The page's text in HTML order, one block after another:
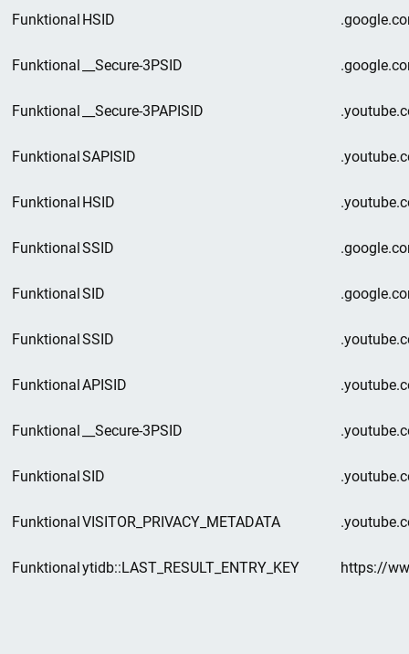
Funktional HSID
Funktional __Secure-3PSID
Funktional __Secure-3PAPISID
FunktionalSAPISID
Funktional HSID
FunktionalSSID
FunktionalSID
FunktionalSSID
FunktionalAPISID
Funktional __Secure-3PSID
FunktionalSID
FunktionalVISITOR_PRIVACY_METADATA
Funktionalytidb::LAST_RESULT_ENTRY_KEY https://